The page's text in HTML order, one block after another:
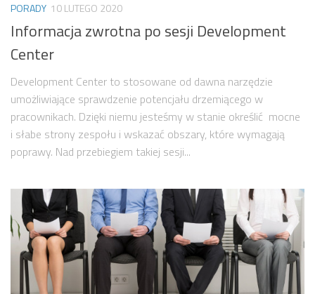
PORADY 10 LUTEGO 2020
Informacja zwrotna po sesji Development
Center
Development Center to stosowane od dawna narzędzie
umożliwiające sprawdzenie potencjału drzemiącego w
pracownikach. Dzięki niemu jesteśmy w stanie określić mocne
i słabe strony zespołu i wskazać obszary, które wymagają
poprawy. Nad przebiegiem takiej sesji...